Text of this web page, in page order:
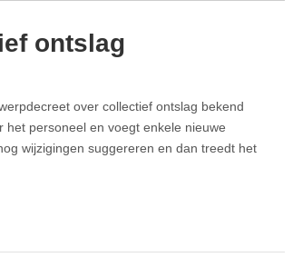
ontslag
over collectief ontslag bekend
personeel en voegt enkele nieuwe
wijzigingen suggereren en dan treedt het